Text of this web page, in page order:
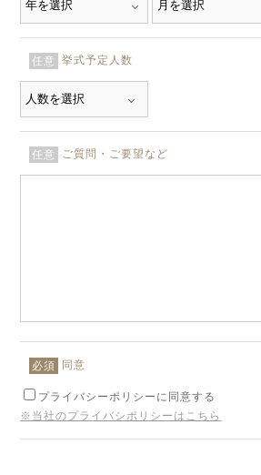
任意 挙式予定人数
任意 ご質問・ご要望など
必須 同意
プライバシーポリシーに同意する
※当社のプライバシポリシーはこちら